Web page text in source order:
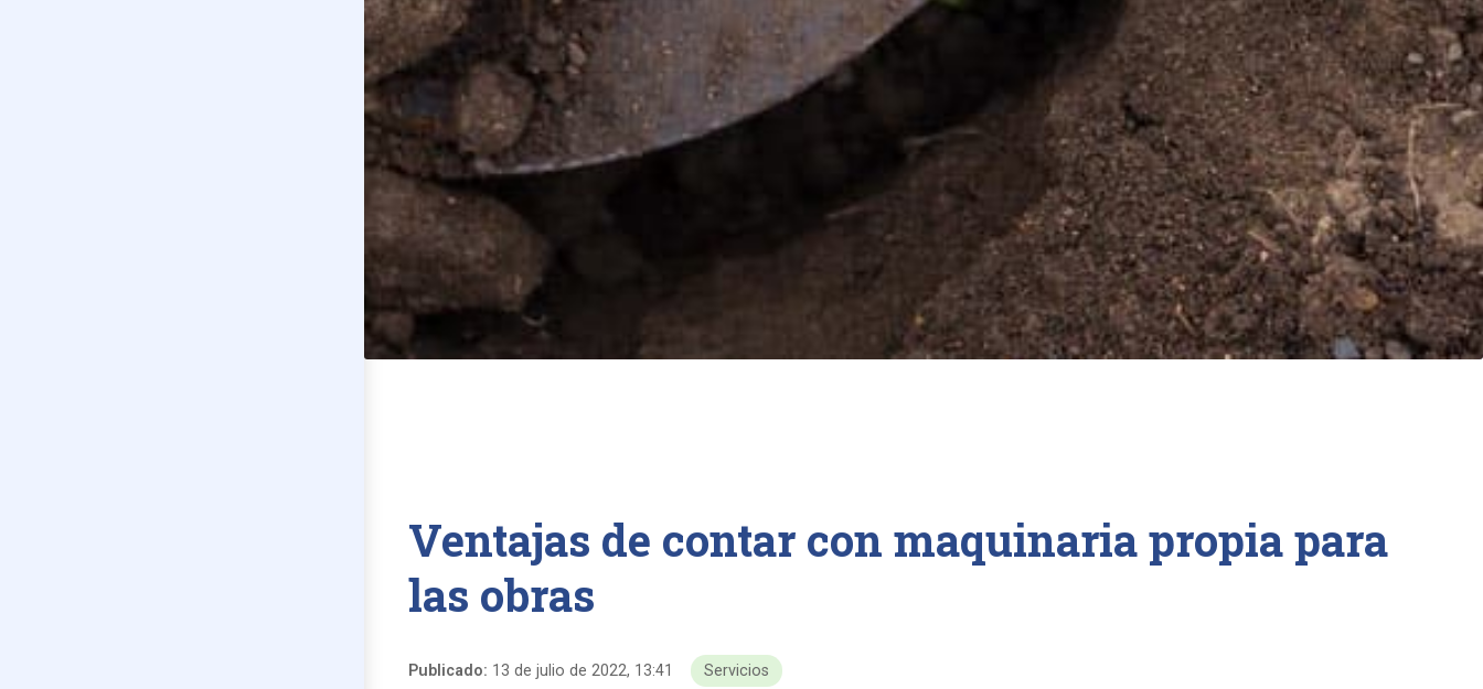
Ventajas de contar con maquinaria propia para
las obras
Publicado: 13 de julio de 2022, 13:41 Servicios